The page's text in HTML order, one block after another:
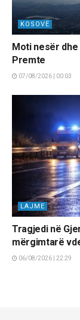
KOSOVË
Moti nesër dhe
Premte
07/08/2026 | 00:03
LAJME
Tragjedi në
mërgimtarë
06/08/2026 | 22:29